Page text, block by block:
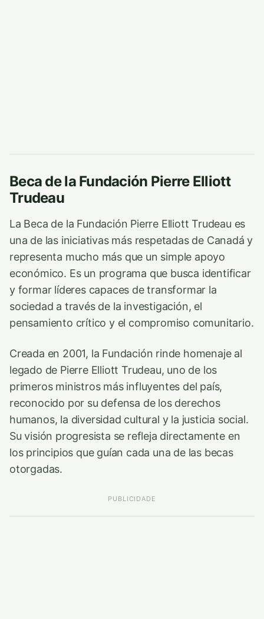
Beca de la Fundación Pierre Elliott
Trudeau
La Beca de la Fundación Pierre Elliott Trudeau es
una de las iniciativas más respetadas de Canadá y
representa mucho más que un simple apoyo
económico. Es un programa que busca identificar
y formar líderes capaces de transformar la
sociedad a través de la investigación, el
pensamiento crítico y el compromiso comunitario.
Creada en 2001, la Fundación rinde homenaje al
legado de Pierre Elliott Trudeau, uno de los
primeros ministros más influyentes del país,
reconocido por su defensa de los derechos
humanos, la diversidad cultural y la justicia social.
Su visión progresista se refleja directamente en
los principios que guían cada una de las becas
otorgadas.
PUBLICIDADE